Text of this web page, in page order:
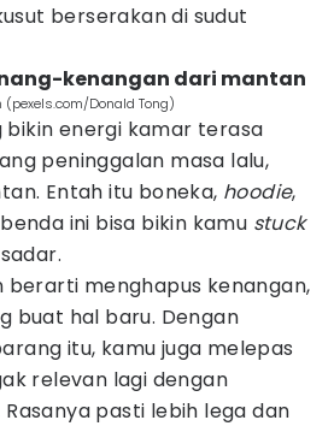
berserakan di sudut
kenangan dari mantan
Donald Tong)
bikin energi kamar terasa
peninggalan masa lalu,
Entah itu boneka, hoodie,
ini bisa bikin kamu stuck
berarti menghapus kenangan,
buat hal baru. Dengan
itu, kamu juga melepas
relevan lagi dengan
pasti lebih lega dan